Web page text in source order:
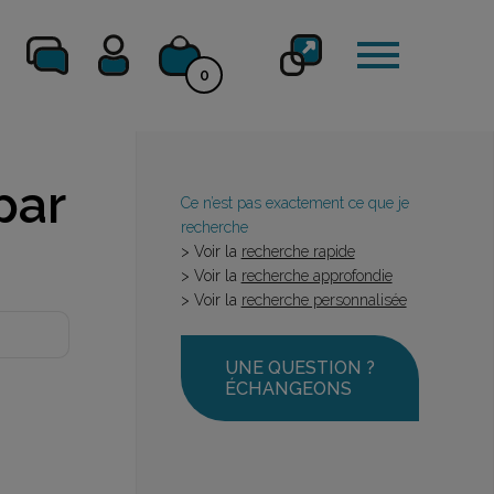
0
Ce n’est pas exactement ce que je
recherche
> Voir la recherche rapide
> Voir la recherche approfondie
> Voir la recherche personnalisée
UNE QUESTION ?
ÉCHANGEONS